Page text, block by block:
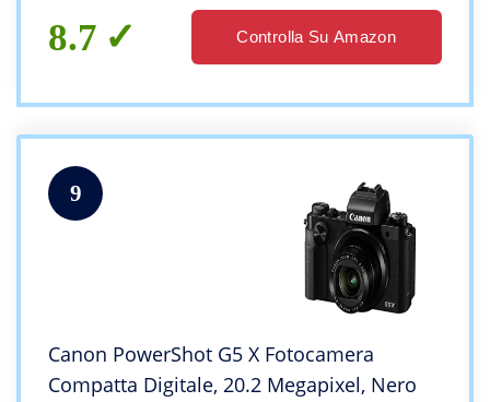
8.7 Controlla Su Amazon
9
Canon PowerShot G5 X Fotocamera
Compatta Digitale, 20.2 Megapixel, Nero